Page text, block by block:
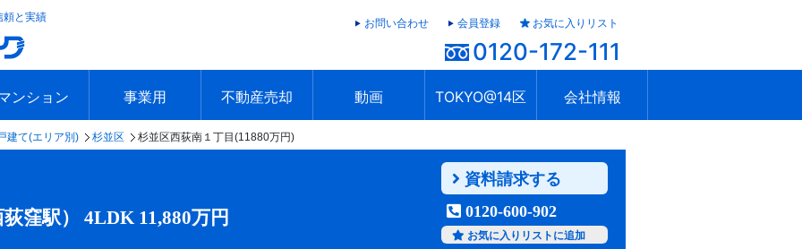
頼と実績 お問い合わせ 会員登録 お気に入りリスト
0120-172-111
ンション
リアで探す
線で探す
日の新着物件
週の新着物件
事業用
エリアで探す
沿線で探す
本日の新着物件
今週の新着物件
不動産売却
不動産売却トップ
簡単無料査定
不動産売却の流れ
不動産売却 Q&A
海外からの不動産売買
動画
住まなび
TVCMギャラリー
放送スケジュール
お客様の声
TOKYO@14区
TOKYO@14区トップ
ブランド 高級住宅街
住まいのお役立ち
税・住宅ローン
不動産投資のポイント
防災！東京の地震
地域情報「東京さんぽ」
会社情報
会社概要
アクセス
住建ハウジング上原支店
住建ハウジング中野
採用情報
建て(エリア別) 杉並区 杉並区西荻南１丁目(11880万円)
窪駅） 4LDK 11,880万円
資料請求する
0120-600-902
お気に入りリストに追加